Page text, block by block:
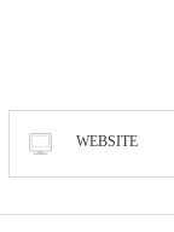
WEBSITE